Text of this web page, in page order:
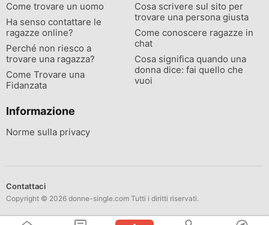
Come trovare un uomo
Ha senso contattare le
ragazze online?
Perché non riesco a
trovare una ragazza?
Come Trovare una
Fidanzata
Cosa scrivere sul sito per
trovare una persona giusta
Come conoscere ragazze in
chat
Cosa significa quando una
donna dice: fai quello che
vuoi
Informazione
Norme sulla privacy
Contattaci
Copyright © 2026 donne-single.com Tutti i diritti riservati.